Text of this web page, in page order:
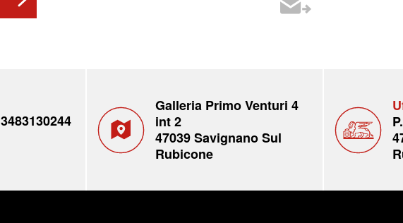
3483130244
Galleria Primo Venturi 4
int 2
47039 Savignano Sul
Rubicone